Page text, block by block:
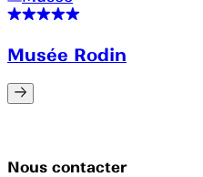
Musée Rodin
Nous contacter